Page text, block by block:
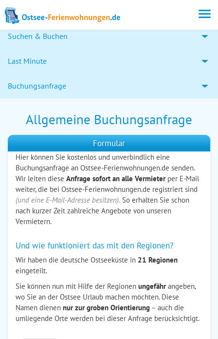
Suchen & Buchen
Last Minute
Buchungsanfrage
Allgemeine Buchungsanfrage
Formular
Hier können Sie kostenlos und unverbindlich eine
Buchungsanfrage an Ostsee-Ferienwohnungen.de senden.
Wir leiten diese Anfrage sofort an alle Vermieterper E-Mail
weiter, die bei Ostsee-Ferienwohnungen.de registriert sind
(und eine E-Mail-Adresse besitzen). So erhalten Sie schon
nach kurzer Zeit zahlreiche Angebote von unseren
Vermietern.
Und wie funktioniert das mit den Regionen?
Wir haben die deutsche Ostseeküste in 21 Regionen
eingeteilt.
Sie können nun mit Hilfe der Regionen ungefährangeben,
wo Sie an der Ostsee Urlaub machen möchten. Diese
Namen dienen nur zur groben Orientierung – auch die
umliegende Orte werden bei dieser Anfrage berücksichtigt.